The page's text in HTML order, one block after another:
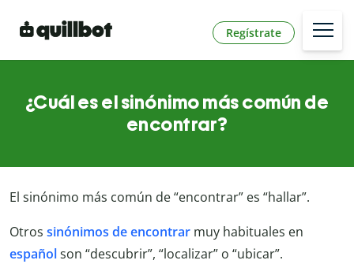
Regístrate
¿Cuál es el sinónimo más común de
encontrar?
El sinónimo más común de “encontrar” es “hallar”.
Otros sinónimos de encontrar muy habituales en
españolson “descubrir”, “localizar” o “ubicar”.